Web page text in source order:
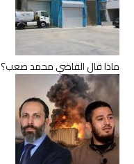
ماذا قال القاضي محمد صعب؟